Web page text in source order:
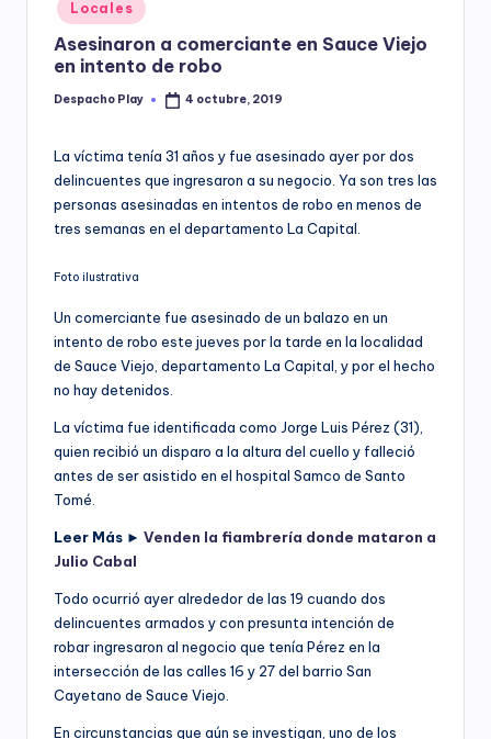
y
in
Locales
Asesinaron a comerciante en Sauce Viejo
en intento de robo
Posted
Despacho Play 4 octubre, 2019
La víctima tenía 31 años y fue asesinado ayer por dos
delincuentes que ingresaron a su negocio. Ya son tres las
personas asesinadas en intentos de robo en menos de
tres semanas en el departamento La Capital.
Foto ilustrativa
Un comerciante fue asesinado de un balazo en un
intento de robo este jueves por la tarde en la localidad
de Sauce Viejo, departamento La Capital, y por el hecho
no hay detenidos.
La víctima fue identificada como Jorge Luis Pérez (31),
quien recibió un disparo a la altura del cuello y falleció
antes de ser asistido en el hospital Samco de Santo
Tomé.
Leer Más ► Venden la fiambrería donde mataron a
Julio Cabal
Todo ocurrió ayer alrededor de las 19 cuando dos
delincuentes armados y con presunta intención de
robar ingresaron al negocio que tenía Pérez en la
intersección de las calles 16 y 27 del barrio San
Cayetano de Sauce Viejo.
En circunstancias que aún se investigan, uno de los